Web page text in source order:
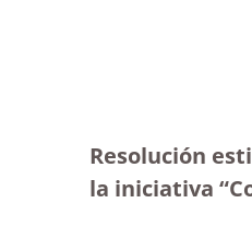
Resolución
la iniciativa